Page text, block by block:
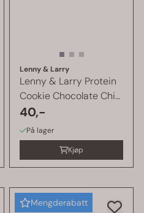
Lenny & Larry
Lenny & Larry Protein
Cookie Chocolate Chip,
1 ...
40,-
På lager
Kjøp
Mengderabatt